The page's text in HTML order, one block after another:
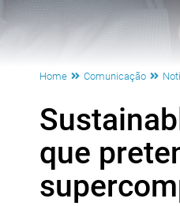
Home Comunicação
que